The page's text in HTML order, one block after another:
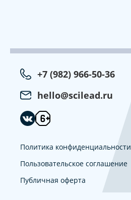
+7 (982) 966-50-36
hello@scilead.ru
Политика конфиденциальности
Пользовательское соглашение
Публичная оферта